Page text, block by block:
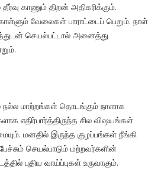
காணும் திறன் அதிகரிக்கும்.
வேலைகள் பாராட்டைப் பெறும். நாள்
செயல்பட்டால் அனைத்து
மாற்றங்கள் தொடங்கும் நாளாக
எதிர்பார்த்திருந்த சில விஷயங்கள்
மனதில் இருந்த குழப்பங்கள் நீங்கி
செயல்பாடும் மற்றவர்களின்
புதிய வாய்ப்புகள் உருவாகும்.